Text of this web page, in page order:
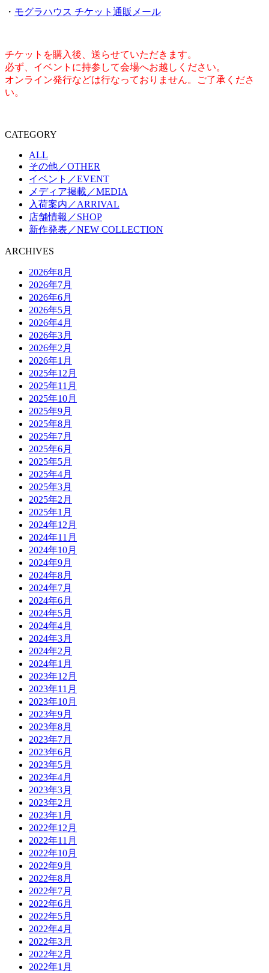
・ モグラハウス チケット通販メール
チケットを購入後、送らせていただきます。
必ず、イベントに持参して会場へお越しください。
オンライン発行などは行なっておりません。ご了承くださ
い。
CATEGORY
ALL
その他／OTHER
イベント／EVENT
メディア掲載／MEDIA
入荷案内／ARRIVAL
店舗情報／SHOP
新作発表／NEW COLLECTION
ARCHIVES
2026年8月
2026年7月
2026年6月
2026年5月
2026年4月
2026年3月
2026年2月
2026年1月
2025年12月
2025年11月
2025年10月
2025年9月
2025年8月
2025年7月
2025年6月
2025年5月
2025年4月
2025年3月
2025年2月
2025年1月
2024年12月
2024年11月
2024年10月
2024年9月
2024年8月
2024年7月
2024年6月
2024年5月
2024年4月
2024年3月
2024年2月
2024年1月
2023年12月
2023年11月
2023年10月
2023年9月
2023年8月
2023年7月
2023年6月
2023年5月
2023年4月
2023年3月
2023年2月
2023年1月
2022年12月
2022年11月
2022年10月
2022年9月
2022年8月
2022年7月
2022年6月
2022年5月
2022年4月
2022年3月
2022年2月
2022年1月